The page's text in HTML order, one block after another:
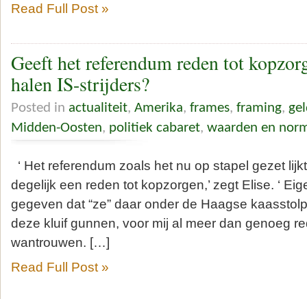
Read Full Post »
Geeft het referendum reden tot
halen IS-strijders?
Posted in actualiteit, Amerika, frames, framing,
Midden-Oosten, politiek cabaret, waarden en
‘ Het referendum zoals het nu op stapel gezet
degelijk een reden tot kopzorgen,’ zegt Elise. ‘
gegeven dat “ze” daar onder de Haagse
deze kluif gunnen, voor mij al meer dan genoeg
wantrouwen. […]
Read Full Post »